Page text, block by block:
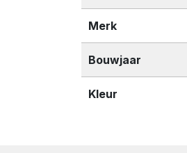
Merk
Bouwjaar
Kleur